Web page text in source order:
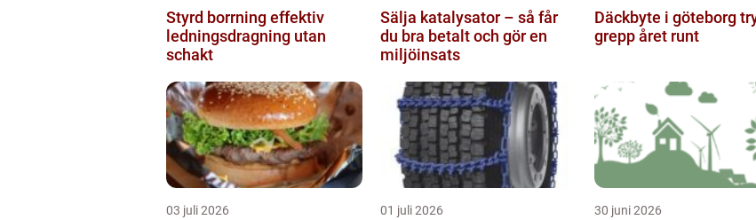
Styrd borrning effektiv
ledningsdragning utan
schakt
Sälja katalysator – så får
du bra betalt och gör en
miljöinsats
Däckbyte i göteborg tryggt
grepp året runt
03 juli 2026 01 juli 2026 30 juni 2026